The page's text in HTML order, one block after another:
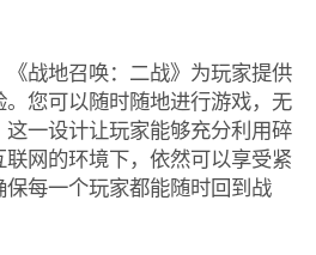
战地召唤：二战》为玩家提供
您可以随时随地进行游戏，无
一设计让玩家能够充分利用碎
网的环境下，依然可以享受紧
每一个玩家都能随时回到战